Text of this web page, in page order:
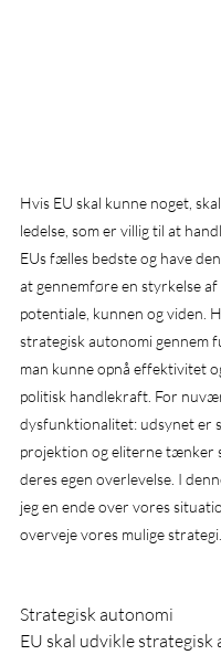
Hvis EU skal kunne noget,
ledelse, som er villig til at
EUs fælles bedste og have
at gennemføre en styrkelse
potentiale, kunnen og viden.
strategisk autonomi gennem
man kunne opnå effektivitet
politisk handlekraft. For
dysfunktionalitet: udsynet er
projektion og eliterne tænker
deres egen overlevelse. I
jeg en ende over vores
overveje vores mulige strategi.
Strategisk autonomi
EU skal udvikle strategisk